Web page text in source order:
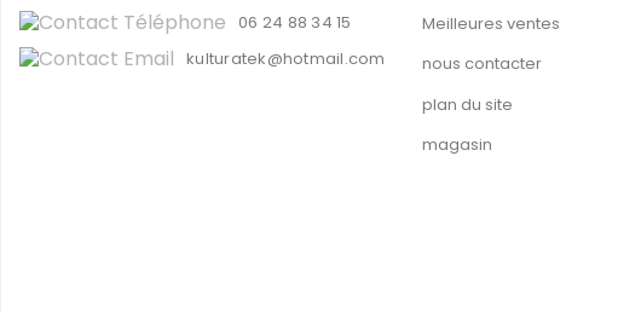
06 24 88 34 15
kulturatek@hotmail.com
Meilleures ventes
nous contacter
plan du site
magasin